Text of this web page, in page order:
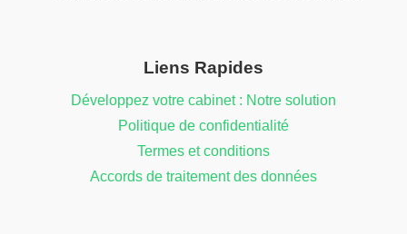
Liens Rapides
Développez votre cabinet : Notre solution
Politique de confidentialité
Termes et conditions
Accords de traitement des données